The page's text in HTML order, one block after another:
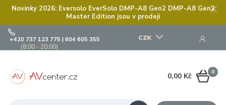
Novinky 2026: Eversolo EverSolo DMP-A8 Gen2 DMP-A8 Gen2
Master Edition jsou v prodeji
CZK
+420 737 123 775 | 604 605 355
(8:00 - 20:00)
0
0,00 Kč